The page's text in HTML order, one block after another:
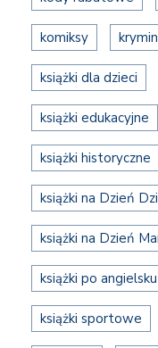
komiksy
książki dla dzieci
książki edukacyjne
książki historyczne
książki na Dzień
książki na Dzień
książki po angielsku
książki sportowe